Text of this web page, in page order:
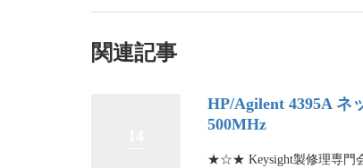
関連記事
HP/Agilent 4395A ネ
500MHz
★☆★ Keysight製修理専門